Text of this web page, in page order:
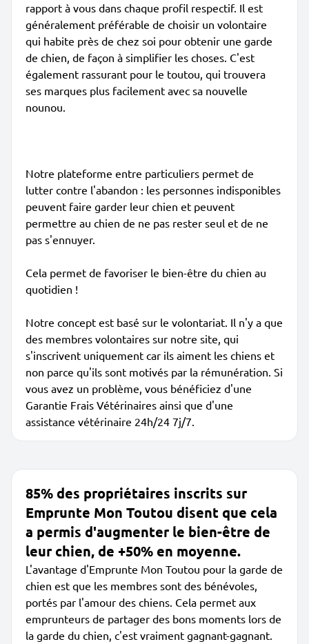
rapport à vous dans chaque profil respectif. Il est
généralement préférable de choisir un volontaire
qui habite près de chez soi pour obtenir une garde
de chien, de façon à simplifier les choses. C'est
également rassurant pour le toutou, qui trouvera
ses marques plus facilement avec sa nouvelle
nounou.
Notre plateforme entre particuliers permet de
lutter contre l'abandon : les personnes indisponibles
peuvent faire garder leur chien et peuvent
permettre au chien de ne pas rester seul et de ne
pas s'ennuyer.
Cela permet de favoriser le bien-être du chien au
quotidien !
Notre concept est basé sur le volontariat. Il n'y a que
des membres volontaires sur notre site, qui
s'inscrivent uniquement car ils aiment les chiens et
non parce qu'ils sont motivés par la rémunération. Si
vous avez un problème, vous bénéficiez d'une
Garantie Frais Vétérinaires ainsi que d'une
assistance vétérinaire 24h/24 7j/7.
85% des propriétaires inscrits sur
Emprunte Mon Toutou disent que cela
a permis d'augmenter le bien-être de
leur chien, de +50% en moyenne.
L'avantage d'Emprunte Mon Toutou pour la garde de
chien est que les membres sont des bénévoles,
portés par l'amour des chiens. Cela permet aux
emprunteurs de partager des bons moments lors de
la garde du chien, c'est vraiment gagnant-gagnant.